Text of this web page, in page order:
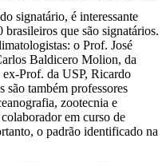
signatário, é interessante
brasileiros que são signatários.
o Prof. José
Baldicero Molion, da
Prof. da USP, Ricardo
são também professores
zootecnia e
em curso de
o padrão identificado na